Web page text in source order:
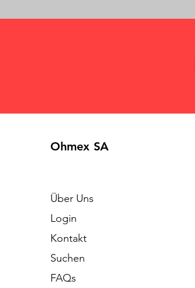
Ohmex SA
Über Uns
Login
Kontakt
Suchen
FAQs